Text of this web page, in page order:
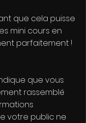
que cela puisse
mini cours en
parfaitement !
que vous
rassemblé
votre public ne